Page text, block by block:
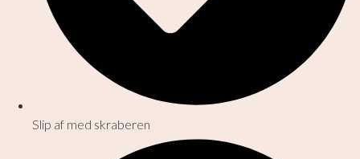
Slip af med skraberen